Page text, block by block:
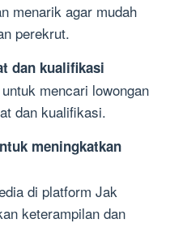
menarik agar mudah
perekrut.
dan kualifikasi
mencari lowongan
dan kualifikasi.
meningkatkan
di platform Jak
keterampilan dan